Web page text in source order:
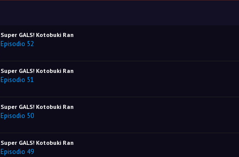
Super GALS! Kotobuki Ran
Episodio 52
Super GALS! Kotobuki Ran
Episodio 51
Super GALS! Kotobuki Ran
Episodio 50
Super GALS! Kotobuki Ran
Episodio 49